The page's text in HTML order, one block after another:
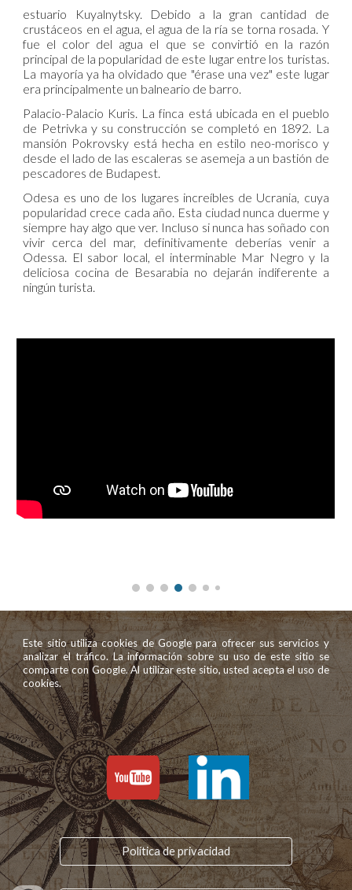
estuario Kuyalnytsky. Debido a la gran cantidad de
crustáceos en el agua, el agua de la ría se torna rosada. Y
fue el color del agua el que se convirtió en la razón
principal de la popularidad de este lugar entre los turistas.
La mayoría ya ha olvidado que "érase una vez" este lugar
era principalmente un balneario de barro.
Palacio-Palacio Kuris. La finca está ubicada en el pueblo
de Petrivka y su construcción se completó en 1892. La
mansión Pokrovsky está hecha en estilo neo-morisco y
desde el lado de las escaleras se asemeja a un bastión de
pescadores de Budapest.
Odesa es uno de los lugares increíbles de Ucrania, cuya
popularidad crece cada año. Esta ciudad nunca duerme y
siempre hay algo que ver. Incluso si nunca has soñado con
vivir cerca del mar, definitivamente deberías venir a
Odessa. El sabor local, el interminable Mar Negro y la
deliciosa cocina de Besarabia no dejarán indiferente a
ningún turista.
Este sitio utiliza cookies de Google para ofrecer sus servicios y
analizar el tráfico. La información sobre su uso de este sitio se
comparte con Google. Al utilizar este sitio, usted acepta el uso de
cookies.
Política de privacidad